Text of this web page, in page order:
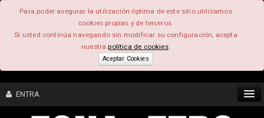
Para poder asegurar la utilización óptima de este sitio utilizamos
cookies propias y de terceros.
Si usted continúa navegando sin modificar su configuración, acepta
nuestrapolítica de cookies.
Aceptar Cookies
ENTRA